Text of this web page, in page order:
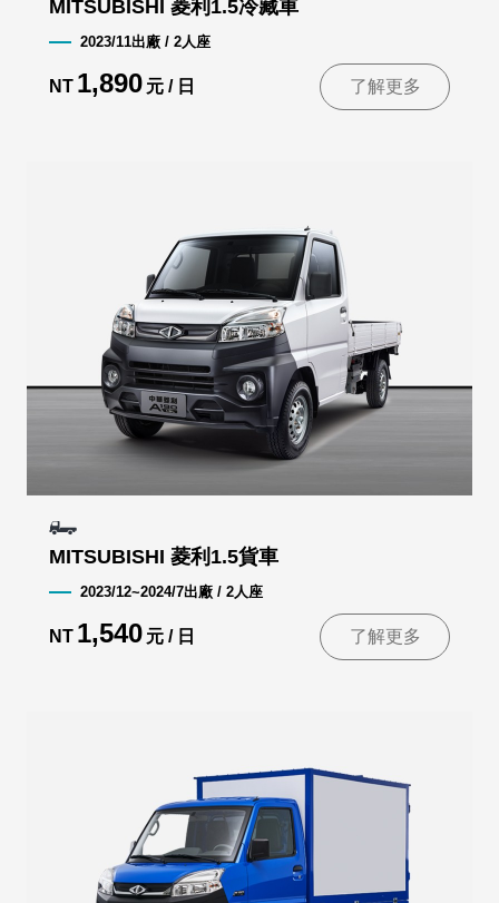
MITSUBISHI 菱利1.5冷藏車
2023/11出廠 / 2人座
NT 1,890 元 / 日 了解更多
MITSUBISHI 菱利1.5貨車
2023/12~2024/7出廠 / 2人座
NT 1,540 元 / 日 了解更多